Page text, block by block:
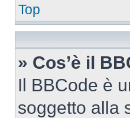
Top
» Cos’è il
Il BBCode è
soggetto alla